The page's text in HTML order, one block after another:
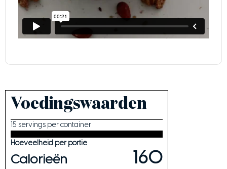
Voedingswaarden
15 servings per container
Hoeveelheid per portie
Calorieën 160